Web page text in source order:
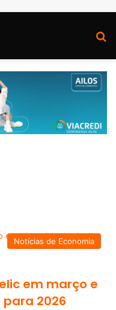
Notícias de Economia
em março e
2026